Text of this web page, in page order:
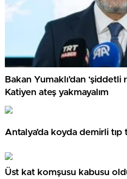
Bakan Yumaklı’dan ‘şiddetli
Katiyen ateş yakmayalım
Antalya’da koyda demirli tıp
Üst kat komşusu kabusu